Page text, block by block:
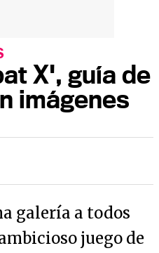
X', guía de
imágenes
galería a todos
juego de